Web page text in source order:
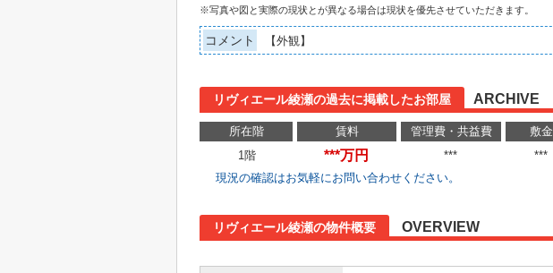
※写真や図と実際の現状とが異なる場合は現状を優先させていただきます。
コメント 【外観】
リヴィエール綾瀬の過去に掲載したお部屋 ARCHIVE
所在階 賃料 管理費・共益費 敷金
1階
***万円 *** ***
現況の確認はお気軽にお問い合わせください。
リヴィエール綾瀬の物件概要 OVERVIEW